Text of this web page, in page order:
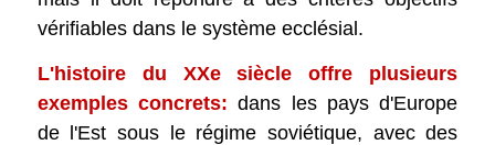
vérifiables dans le système ecclésial.
L'histoire du XXe siècle offre plusieurs
exemples concrets: dans les pays d'Europe
de l'Est sous le régime soviétique, avec des